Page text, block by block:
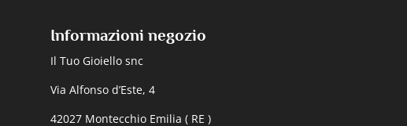
Informazioni negozio
Il Tuo Gioiello snc
Via Alfonso d’Este, 4
42027 Montecchio Emilia ( RE )